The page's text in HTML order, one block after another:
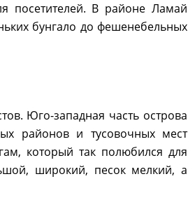
посетителей. В районе Ламай
бунгало до фешенебельных
Юго-западная часть острова
районов и тусовочных мест
который так полюбился для
широкий, песок мелкий, а